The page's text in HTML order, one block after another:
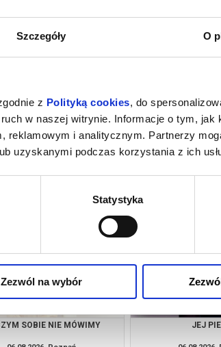
Szczegóły O
z Polityką cookies, do
w naszej witrynie. Informacje o tym,
reklamowym i analitycznym. Partnerzy
uzyskanymi podczas korzystania z ich
Statystyka
Zezwól na wybór
TAKIE JEST ŻYCIE
kup bilet
SOBIE NIE MÓWIMY JEJ